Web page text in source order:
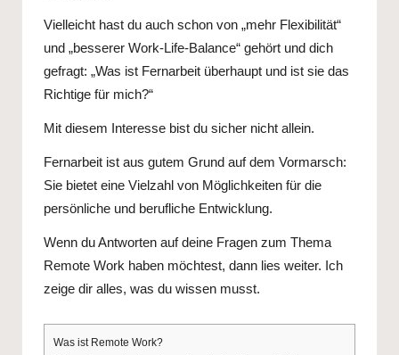
Vielleicht hast du auch schon von „mehr Flexibilität“
und „besserer Work-Life-Balance“ gehört und dich
gefragt: „Was ist Fernarbeit überhaupt und ist sie das
Richtige für mich?“
Mit diesem Interesse bist du sicher nicht allein.
Fernarbeit ist aus gutem Grund auf dem Vormarsch:
Sie bietet eine Vielzahl von Möglichkeiten für die
persönliche und berufliche Entwicklung.
Wenn du Antworten auf deine Fragen zum Thema
Remote Work haben möchtest, dann lies weiter. Ich
zeige dir alles, was du wissen musst.
Was ist Remote Work?